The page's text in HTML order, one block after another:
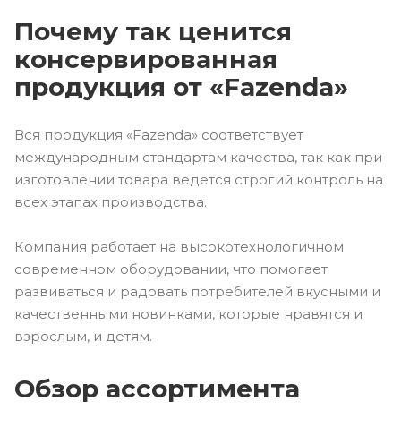
Почему так ценится
консервированная
продукция от «Fazenda»
Вся продукция «Fazenda» соответствует
международным стандартам качества, так как при
изготовлении товара ведётся строгий контроль на
всех этапах производства.
Компания работает на высокотехнологичном
современном оборудовании, что помогает
развиваться и радовать потребителей вкусными и
качественными новинками, которые нравятся и
взрослым, и детям.
Обзор ассортимента